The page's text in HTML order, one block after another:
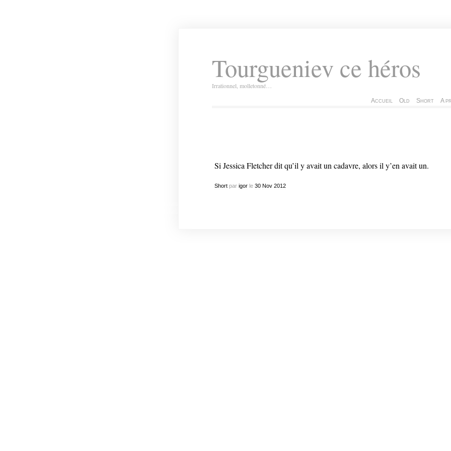
Tourgueniev ce héros
Irrationnel, molletonné…
Accueil Old Short A
Si Jessica Fletcher dit qu’il y avait un cadavre, alors il y’en avait un.
Shortpar igorle 30 Nov 2012